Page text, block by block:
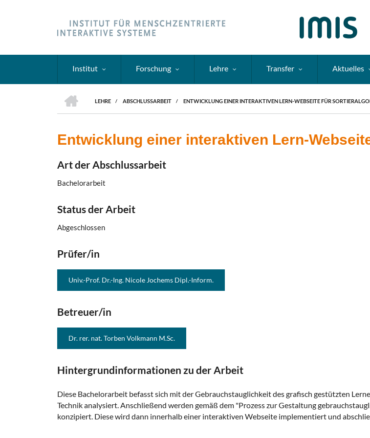
Institut Forschung Lehre Transfer Aktuelles
PFADNAVIGATION
LEHRE
/ ABSCHLUSSARBEIT / ENTWICKLUNG EINER INTERAKTIVEN LERN-WEBSEITE FÜR
Entwicklung einer interaktiven Lern-
Art der Abschlussarbeit
Bachelorarbeit
Status der Arbeit
Abgeschlossen
Prüfer/in
Univ.-Prof. Dr.-Ing. Nicole Jochems Dipl.-Inform.
Betreuer/in
Dr. rer. nat. Torben Volkmann M.Sc.
Hintergrundinformationen zu der Arbeit
Diese Bachelorarbeit befasst sich mit der Gebrauchstauglichkeit des grafisch gestützten
Technik analysiert. Anschließend werden gemäß dem "Prozess zur Gestaltung
konzipiert. Diese wird dann innerhalb einer interaktiven Webseite implementiert und